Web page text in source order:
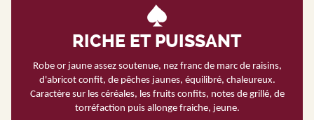
RICHE ET PUISSANT
Robe or jaune assez soutenue, nez franc de marc de raisins,
d'abricot confit, de pêches jaunes, équilibré, chaleureux.
Caractère sur les céréales, les fruits confits, notes de grillé, de
torréfaction puis allonge fraiche, jeune.